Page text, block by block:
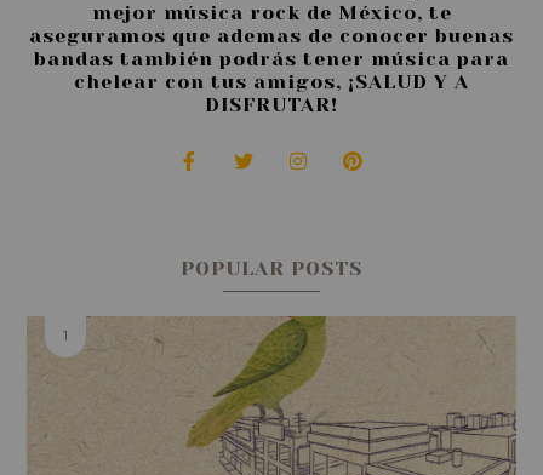
mejor música rock de México, te
aseguramos que ademas de conocer buenas
bandas también podrás tener música para
chelear con tus amigos, ¡SALUD Y A
DISFRUTAR!
POPULAR POSTS